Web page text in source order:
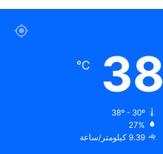
38
℃
38º - 30º
27%
9.39 كيلومتر/ساعة